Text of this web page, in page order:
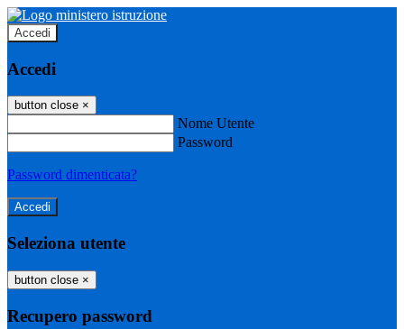
Accedi
Accedi
button close ×
Nome Utente
Password
Password dimenticata?
Seleziona utente
button close ×
Recupero password